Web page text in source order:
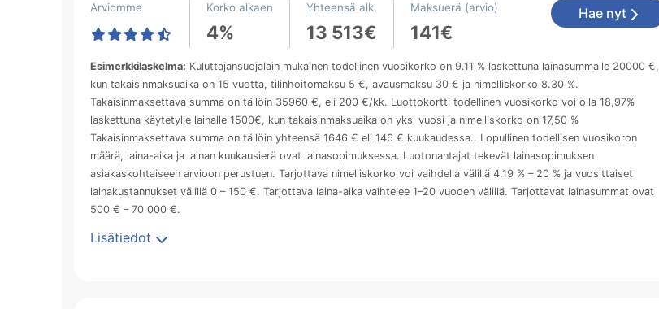
Arviomme Korko alkaen
4%
Yhteensä alk.
13 513€
Maksuerä (arvio)
141€
Hae nyt
Esimerkkilaskelma: Kuluttajansuojalain mukainen todellinen vuosikorko on 9.11 % laskettuna lainasummalle 20000 €,
kun takaisinmaksuaika on 15 vuotta, tilinhoitomaksu 5 €, avausmaksu 30 € ja nimelliskorko 8.30 %.
Takaisinmaksettava summa on tällöin 35960 €, eli 200 €/kk. Luottokortti todellinen vuosikorko voi olla 18,97%
laskettuna käytetylle lainalle 1500€, kun takaisinmaksuaika on yksi vuosi ja nimelliskorko on 17,50 %
Takaisinmaksettava summa on tällöin yhteensä 1646 € eli 146 € kuukaudessa.. Lopullinen todellisen vuosikoron
määrä, laina-aika ja lainan kuukausierä ovat lainasopimuksessa. Luotonantajat tekevät lainasopimuksen
asiakaskohtaiseen arvioon perustuen. Tarjottava nimelliskorko voi vaihdella välillä 4,19 % – 20 % ja vuosittaiset
lainakustannukset välillä 0 – 150 €. Tarjottava laina-aika vaihtelee 1–20 vuoden välillä. Tarjottavat lainasummat ovat
500 € – 70 000 €.
Lisätiedot